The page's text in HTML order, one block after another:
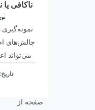
ناکافی
نمونه‌گیری
چالش‌های
می‌تواند
تاریخ:
صفحه از